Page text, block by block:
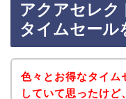
アクアセレク
タイムセール
色々とお得なタイム
していて思ったけ